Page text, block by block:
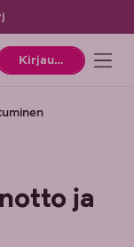
Current
Kirjaudu
ja